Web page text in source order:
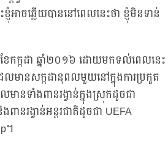
ាចឆ្លើយបាននៅពេលនេះថា ខ្ញុំមិនទាន់
កក្កដា ឆ្នាំ២០១៦ ដោយមកទល់ពេលនេះ
លមានសក្កដានុពលមួយនៅក្នុងការប្រកួត
ានទាំងពានរង្វាន់ក្នុងស្រុកដូចជា
នរង្វាន់អន្តរជាតិដូចជា UEFA
។